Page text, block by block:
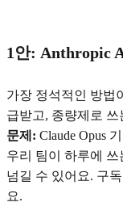
1안: Anthropic
가장 정석적인 방법
급받고, 종량제로 쓰
문제: Claude Opus
우리 팀이 하루에 쓰
넘길 수 있어요. 구
요.